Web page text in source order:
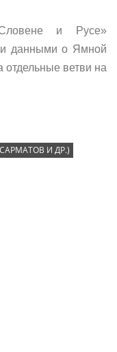
и Русе»
данными о Ямной
отдельные ветви на
И ДР.)